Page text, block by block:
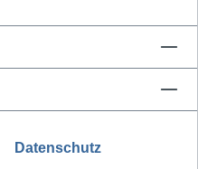
Datenschutz